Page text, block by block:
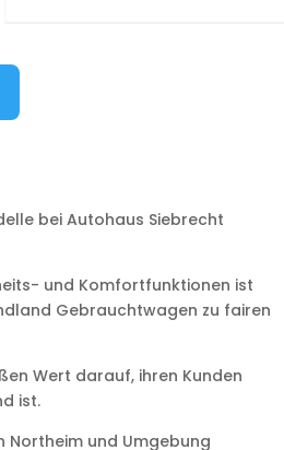
bei Autohaus Siebrecht
und Komfortfunktionen ist
Gebrauchtwagen zu fairen
Wert darauf, ihren Kunden
ist.
Northeim und Umgebung